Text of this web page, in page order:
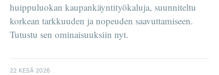
huippuluokan kaupankäyntityökaluja, suunniteltu
korkean tarkkuuden ja nopeuden saavuttamiseen.
Tutustu sen ominaisuuksiin nyt.
22 KESÄ 2026